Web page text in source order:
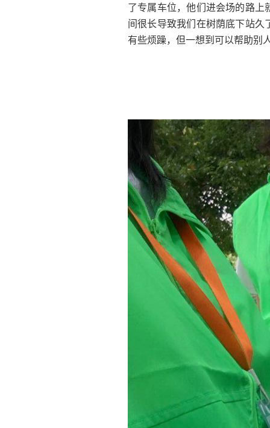
了专属车位，他们进会场的路上
间很长导致我们在树荫底下站久
有些烦躁，但一想到可以帮助别